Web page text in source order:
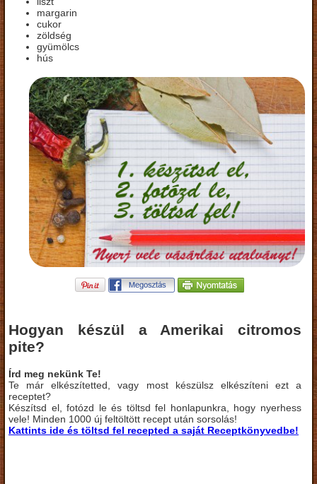
margarin
cukor
zöldség
gyümölcs
hús
Hogyan készül a Amerikai citromos
pite?
Írd meg nekünk Te!
Te már elkészítetted, vagy most készülsz elkészíteni ezt a
receptet?
Készítsd el, fotózd le és töltsd fel honlapunkra, hogy nyerhess
vele! Minden 1000 új feltöltött recept után sorsolás!
Kattints ide és töltsd fel recepted a saját Receptkönyvedbe!